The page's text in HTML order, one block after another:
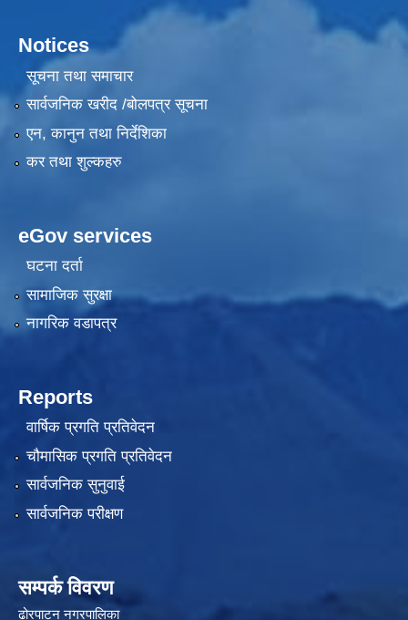
Notices
सूचना तथा समाचार
सार्वजनिक खरीद /बोलपत्र सूचना
एन, कानुन तथा निर्देशिका
कर तथा शुल्कहरु
eGov services
घटना दर्ता
सामाजिक सुरक्षा
नागरिक वडापत्र
Reports
वार्षिक प्रगति प्रतिवेदन
चौमासिक प्रगति प्रतिवेदन
सार्वजनिक सुनुवाई
सार्वजनिक परीक्षण
सम्पर्क विवरण
ढोरपाटन नगरपालिका